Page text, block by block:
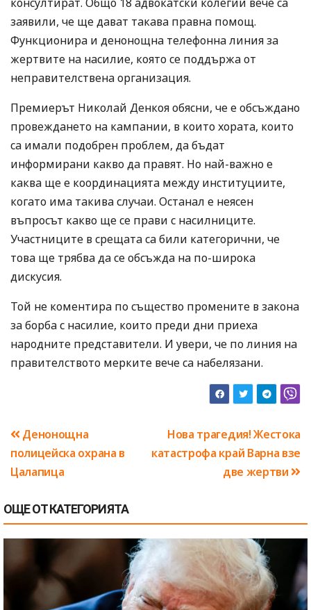
заявили, че ще дават такава правна помощ.
Функционира и денонощна телефонна линия за
жертвите на насилие, която се поддържа от
неправителствена организация.
Премиерът Николай Денкоя обясни, че е обсъждано
провеждането на кампании, в които хората, които
са имали подобрен проблем, да бъдат
информирани какво да правят. Но най-важно е
каква ще е координацията между институциите,
когато има такива случаи. Останал е неясен
въпросът какво ще се прави с насилниците.
Участниците в срещата са били категорични, че
това ще трябва да се обсъжда на по-широка
дискусия.
Той не коментира по същество промените в закона
за борба с насилие, които преди дни приеха
народните представители. И увери, че по линия на
правителството мерките вече са набелязани.
Навигация
Нова трагедия! Жестока
катастрофа край Варна взе
две жертви
Денонощна
полицейска охрана в
Цалапица
ОЩЕ ОТ КАТЕГОРИЯТА